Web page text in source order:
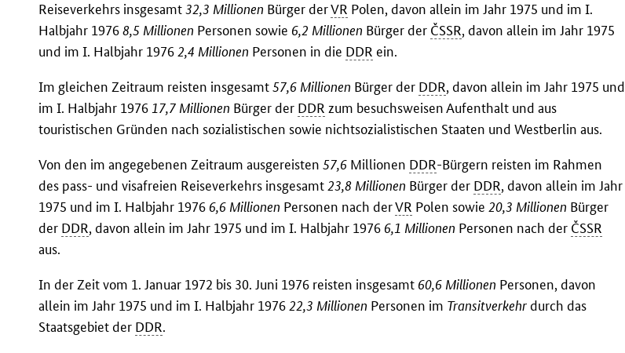
Reiseverkehrs insgesamt32,3 Millionen Bürger derVR Polen, davon allein im Jahr 1975 und im I.
Halbjahr 19768,5 Millionen Personen sowie 6,2 Millionen Bürger der ČSSR, davon allein im Jahr 1975
und im I. Halbjahr 19762,4 Millionen Personen in die DDR ein.
Im gleichen Zeitraum reisten insgesamt57,6 Millionen Bürger der DDR, davon allein im Jahr 1975 und
im I. Halbjahr 197617,7 Millionen Bürger der DDR zum besuchsweisen Aufenthalt und aus
touristischen Gründen nach sozialistischen sowie nichtsozialistischen Staaten und Westberlin aus.
Von den im angegebenen Zeitraum ausgereisten57,6 Millionen DDR-Bürgern reisten im Rahmen
des pass- und visafreien Reiseverkehrs insgesamt23,8 Millionen Bürger der DDR, davon allein im Jahr
1975 und im I. Halbjahr 1976 6,6 Millionen Personen nach derVR Polen sowie 20,3 Millionen Bürger
der DDR, davon allein im Jahr 1975 und im I. Halbjahr 1976 6,1 Millionen Personen nach der ČSSR
aus.
In der Zeit vom 1. Januar 1972 bis 30. Juni 1976 reisten insgesamt 60,6 Millionen Personen, davon
allein im Jahr 1975 und im I. Halbjahr 197622,3 Millionen Personen im Transitverkehrdurch das
Staatsgebiet der DDR.